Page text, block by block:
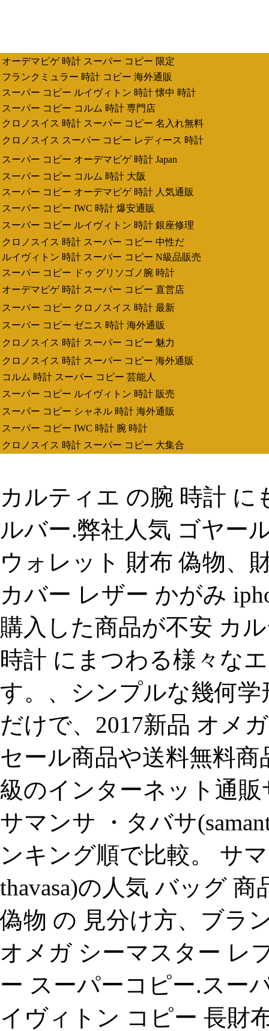
オーデマピゲ 時計 スーパー コピー 限定
フランクミュラー 時計 コピー 海外通販
スーパー コピー ルイヴィトン 時計 懐中 時計
スーパー コピー コルム 時計 専門店
クロノスイス 時計 スーパー コピー 名入れ無料
クロノスイス スーパー コピー レディース 時計
スーパー コピー オーデマピゲ 時計 Japan
スーパー コピー コルム 時計 大阪
スーパー コピー オーデマピゲ 時計 人気通販
スーパー コピー IWC 時計 爆安通販
スーパー コピー ルイヴィトン 時計 銀座修理
クロノスイス 時計 スーパー コピー 中性だ
ルイヴィトン 時計 スーパー コピー N級品販売
スーパー コピー ドゥ グリソゴノ腕 時計
オーデマピゲ 時計 スーパー コピー 直営店
スーパー コピー クロノスイス 時計 最新
スーパー コピー ゼニス 時計 海外通販
クロノスイス 時計 スーパー コピー 魅力
クロノスイス 時計 スーパー コピー 海外通販
コルム 時計 スーパー コピー 芸能人
スーパー コピー ルイヴィトン 時計 販売
スーパー コピー シャネル 時計 海外通販
スーパー コピー IWC 時計 腕 時計
クロノスイス 時計 スーパー コピー 大集合
カルティエ の腕 時計
ルバー.弊社人気 ゴヤー
ウォレット 財布 偽物、
カバー レザー かがみ
購入した商品が不安 カ
時計 にまつわる様々な
す。、シンプルな幾何
だけで、2017新品 オメ
セール商品や送料無料
級のインターネット通
サマンサ ・タバサ
ンキング順で比較。 サ
thavasa)の人気 バッグ
偽物 の 見分け方、ブラ
オメガ シーマスター レ
ー スーパーコピー.スー
イヴィトン コピー 長財